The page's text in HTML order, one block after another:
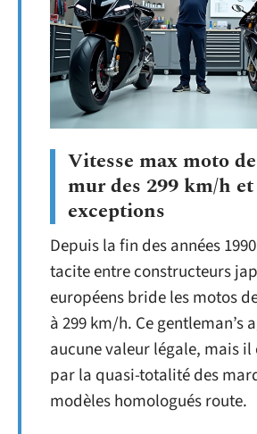
Vitesse max moto
mur des 299 km/h et
exceptions
Depuis la fin des années
tacite entre constructeurs
européens bride les motos
à 299 km/h. Ce gentleman’s
aucune valeur légale, mais il
par la quasi-totalité des
modèles homologués route.